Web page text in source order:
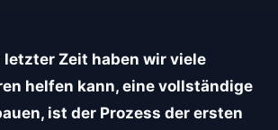
letzter Zeit haben wir viele
helfen kann, eine vollständige
ist der Prozess der ersten